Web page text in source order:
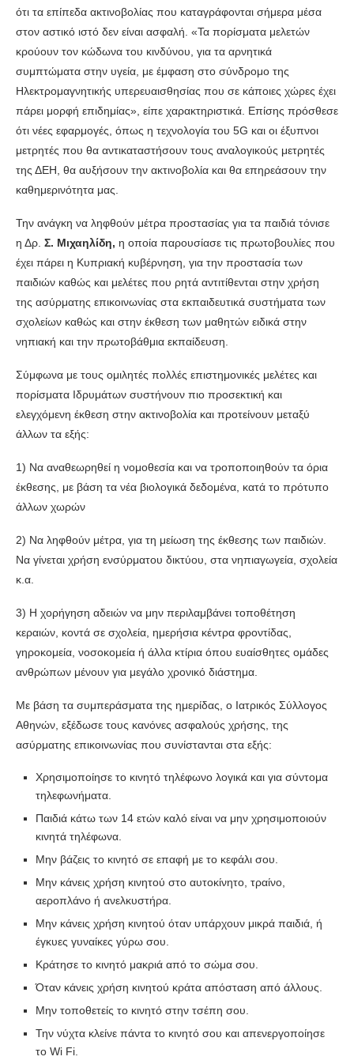
ότι τα επίπεδα ακτινοβολίας που καταγράφονται σήμερα μέσα
στον αστικό ιστό δεν είναι ασφαλή. «Τα πορίσματα μελετών
κρούουν τον κώδωνα του κινδύνου, για τα αρνητικά
συμπτώματα στην υγεία, με έμφαση στο σύνδρομο της
Ηλεκτρομαγνητικής υπερευαισθησίας που σε κάποιες χώρες έχει
πάρει μορφή επιδημίας», είπε χαρακτηριστικά. Επίσης πρόσθεσε
ότι νέες εφαρμογές, όπως η τεχνολογία του 5G και οι έξυπνοι
μετρητές που θα αντικαταστήσουν τους αναλογικούς μετρητές
της ΔΕΗ, θα αυξήσουν την ακτινοβολία και θα επηρεάσουν την
καθημερινότητα μας.
Την ανάγκη να ληφθούν μέτρα προστασίας για τα παιδιά τόνισε
η Δρ. Σ. Μιχαηλίδη, η οποία παρουσίασε τις πρωτοβουλίες που
έχει πάρει η Κυπριακή κυβέρνηση, για την προστασία των
παιδιών καθώς και μελέτες που ρητά αντιτίθενται στην χρήση
της ασύρματης επικοινωνίας στα εκπαιδευτικά συστήματα των
σχολείων καθώς και στην έκθεση των μαθητών ειδικά στην
νηπιακή και την πρωτοβάθμια εκπαίδευση.
Σύμφωνα με τους ομιλητές πολλές επιστημονικές μελέτες και
πορίσματα Ιδρυμάτων συστήνουν πιο προσεκτική και
ελεγχόμενη έκθεση στην ακτινοβολία και προτείνουν μεταξύ
άλλων τα εξής:
1) Να αναθεωρηθεί η νομοθεσία και να τροποποιηθούν τα όρια
έκθεσης, με βάση τα νέα βιολογικά δεδομένα, κατά το πρότυπο
άλλων χωρών
2) Να ληφθούν μέτρα, για τη μείωση της έκθεσης των παιδιών.
Να γίνεται χρήση ενσύρματου δικτύου, στα νηπιαγωγεία, σχολεία
κ.α.
3) Η χορήγηση αδειών να μην περιλαμβάνει τοποθέτηση
κεραιών, κοντά σε σχολεία, ημερήσια κέντρα φροντίδας,
γηροκομεία, νοσοκομεία ή άλλα κτίρια όπου ευαίσθητες ομάδες
ανθρώπων μένουν για μεγάλο χρονικό διάστημα.
Με βάση τα συμπεράσματα της ημερίδας, ο Ιατρικός Σύλλογος
Αθηνών, εξέδωσε τους κανόνες ασφαλούς χρήσης, της
ασύρματης επικοινωνίας που συνίστανται στα εξής:
Χρησιμοποίησε το κινητό τηλέφωνο λογικά και για σύντομα
τηλεφωνήματα.
Παιδιά κάτω των 14 ετών καλό είναι να μην χρησιμοποιούν
κινητά τηλέφωνα.
Μην βάζεις το κινητό σε επαφή με το κεφάλι σου.
Μην κάνεις χρήση κινητού στο αυτοκίνητο, τραίνο,
αεροπλάνο ή ανελκυστήρα.
Μην κάνεις χρήση κινητού όταν υπάρχουν μικρά παιδιά, ή
έγκυες γυναίκες γύρω σου.
Κράτησε το κινητό μακριά από το σώμα σου.
Όταν κάνεις χρήση κινητού κράτα απόσταση από άλλους.
Μην τοποθετείς το κινητό στην τσέπη σου.
Την νύχτα κλείνε πάντα το κινητό σου και απενεργοποίησε
το Wi Fi.